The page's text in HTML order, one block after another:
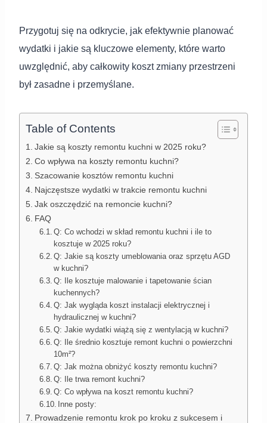
Przygotuj się na odkrycie, jak efektywnie planować
wydatki i jakie są kluczowe elementy, które warto
uwzględnić, aby całkowity koszt zmiany przestrzeni
był zasadne i przemyślane.
Table of Contents
Jakie są koszty remontu kuchni w 2025 roku?
Co wpływa na koszty remontu kuchni?
Szacowanie kosztów remontu kuchni
Najczęstsze wydatki w trakcie remontu kuchni
Jak oszczędzić na remoncie kuchni?
FAQ
Q: Co wchodzi w skład remontu kuchni i ile to
kosztuje w 2025 roku?
Q: Jakie są koszty umeblowania oraz sprzętu AGD
w kuchni?
Q: Ile kosztuje malowanie i tapetowanie ścian
kuchennych?
Q: Jak wygląda koszt instalacji elektrycznej i
hydraulicznej w kuchni?
Q: Jakie wydatki wiążą się z wentylacją w kuchni?
Q: Ile średnio kosztuje remont kuchni o powierzchni
10m²?
Q: Jak można obniżyć koszty remontu kuchni?
Q: Ile trwa remont kuchni?
Q: Co wpływa na koszt remontu kuchni?
Inne posty:
Prowadzenie remontu krok po kroku z sukcesem i